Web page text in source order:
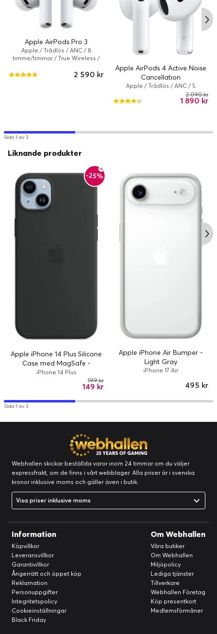
Apple AirPods Pro 3
Apple / Trådlös / ANC / 8
timme/timmar / True Wireless /
2 590 kr
Apple AirPods 4 Active Noise
Cancellation
Apple / Trådlös / ANC / 5
timme/timmar / True Wireless /
1 890 kr
2 090 kr
Sida 1 av 3
Liknande produkter
-25%
Apple iPhone 14 Plus Silicone
Case med MagSafe -
Midnight
iPhone 14 Plus
149 kr
199 kr
Apple iPhone Air Bumper -
Light Gray
iPhone 17 Air
495 kr
Sida 1 av 3
Webhallen skickar beställda varor inom 24 timmar om du väljer
expressfrakt, om de finns i vårt webblager. Alla priser är i svenska
kronor inklusive moms och gäller även i butik.
Visa priser inklusive moms
Information
Köpvillkor
Leveransvillkor
Garantivillkor
Ångerrätt och öppet köp
Reklamation
Personuppgifter
Integritetspolicy
Cookieinställningar
Black Friday
Om Webhallen
Våra butiker
Om Webhallen
Miljöpolicy
Lediga tjänster
Tillverkare
Webhallen Företag
Köp presentkort
Medlemsförmåner